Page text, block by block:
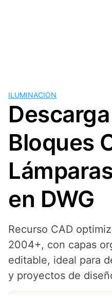
ILUMINACION
Bloques
en DWG
Recurso CAD
2004+, con capas
editable, ideal para
y proyectos de